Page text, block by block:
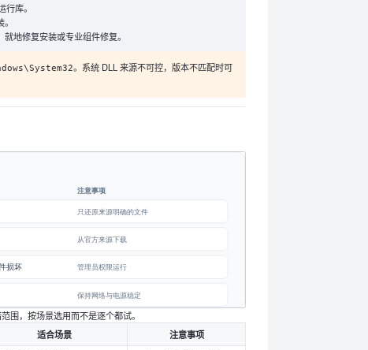
库。
地修复安装或专业组件修复。
。系统 DLL 来源不可控，版本不匹配时可
围，按场景选用而不是逐个都试。
适合场景
注意事项